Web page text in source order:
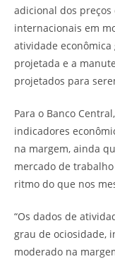
adicional dos
internacionais em
atividade
projetada e a
projetados para
Para o Banco
indicadores
na margem, ainda
mercado de
ritmo do que nos
“Os dados de
grau de ociosidade,
moderado na